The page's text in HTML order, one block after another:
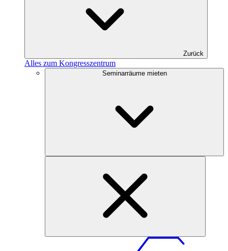
Zurück
Alles zum Kongresszentrum
Seminarräume mieten